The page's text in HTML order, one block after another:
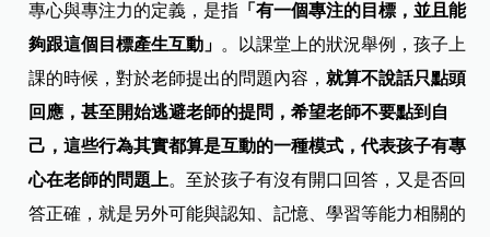
專心與專注力的定義，是指 「有一個專注的目標，並且能
夠跟這個目標產生互動」 。以課堂上的狀況舉例，孩子上
課的時候，對於老師提出的問題內容，就算不說話只點頭
回應，甚至開始逃避老師的提問，希望老師不要點到自
己，這些行為其實都算是互動的一種模式，代表孩子有專
心在老師的問題上。至於孩子有沒有開口回答，又是否回
答正確，就是另外可能與認知、記憶、學習等能力相關的